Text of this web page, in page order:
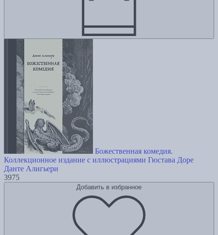
Божественная комедия.
Коллекционное издание с иллюстрациями Гюстава Доре
Данте Алигьери
3975
Добавить в избранное